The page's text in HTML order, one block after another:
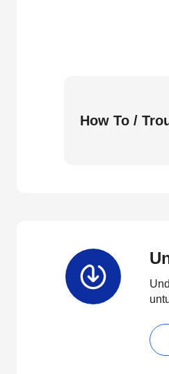
How To /